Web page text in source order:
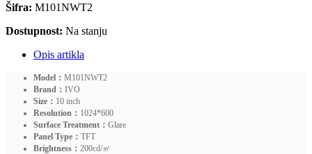
Šifra: M101NWT2
Dostupnost: Na stanju
Opis artikla
Model： M101NWT2
Brand： IVO
Size： 10 inch
Resolution： 1024*600
Surface Treatment： Glare
Panel Type： TFT
Brightness： 200cd/㎡